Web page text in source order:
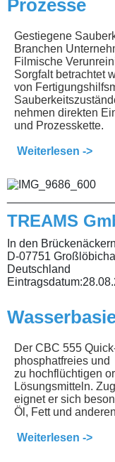
Prozesse
Gestiegene
Branchen
Filmische
Sorgfalt betrachtet
von
nehmen direkten
und Prozesskette.
Weiterlesen ->
TREAMS
In den
D-07751
Deutschland
Eintragsdatum:
Der CBC 555
phosphatfreies
zu hochflüchtigen
Lösungsmitteln.
eignet er sich
Öl, Fett und
Weiterlesen ->